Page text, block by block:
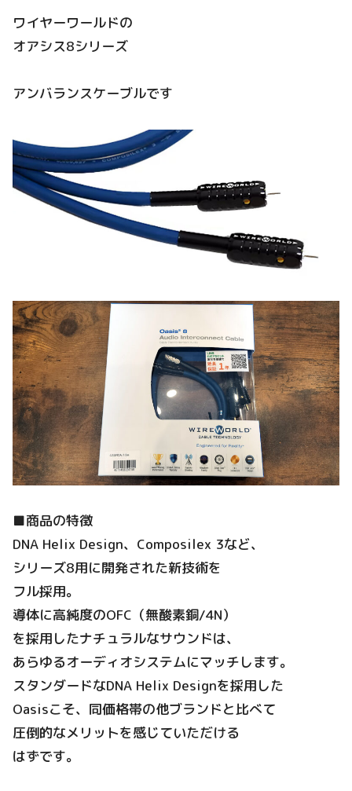
ワイヤーワールドの
オアシス8シリーズ
アンバランスケーブルです
■商品の特徴
DNA Helix Design、Composilex 3など、
シリーズ8用に開発された新技術を
フル採用。
導体に高純度のOFC（無酸素銅/4N）
を採用したナチュラルなサウンドは、
あらゆるオーディオシステムにマッチします。
スタンダードなDNA Helix Designを採用した
Oasisこそ、同価格帯の他ブランドと比べて
圧倒的なメリットを感じていただける
はずです。